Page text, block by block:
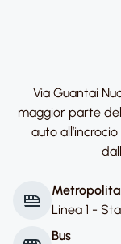
Via Guantai
maggior parte
auto
Linea 1 -
Bus